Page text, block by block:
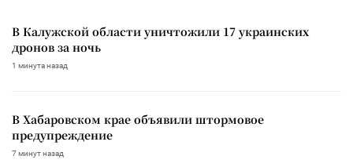
В Калужской области уничтожили 17 украинских
дронов за ночь
1 минута назад
В Хабаровском крае объявили штормовое
предупреждение
7 минут назад